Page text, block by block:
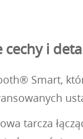
cechy i
Smart,
tarcza